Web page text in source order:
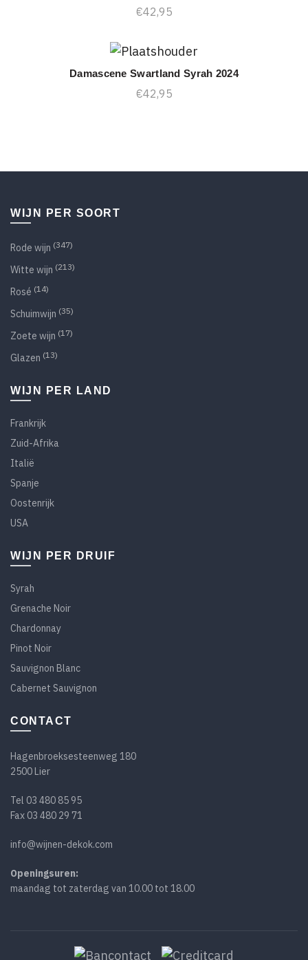
€42,95
TOEVOEGEN AAN WINKELWAGEN
Damascene Swartland Syrah 2024
€42,95
WIJN PER SOORT
Rode wijn (347)
Witte wijn (213)
Rosé (14)
Schuimwijn (35)
Zoete wijn (17)
Glazen (13)
WIJN PER LAND
Frankrijk
Zuid-Afrika
Italië
Spanje
Oostenrijk
USA
WIJN PER DRUIF
Syrah
Grenache Noir
Chardonnay
Pinot Noir
Sauvignon Blanc
Cabernet Sauvignon
CONTACT
Hagenbroeksesteenweg 180
2500 Lier
Tel 03 480 85 95
Fax 03 480 29 71
info@wijnen-dekok.com
Openingsuren:
maandag tot zaterdag van 10.00 tot 18.00